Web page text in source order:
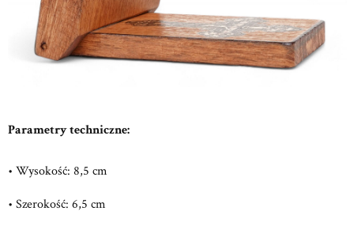
Parametry techniczne:
• Wysokość: 8,5 cm
• Szerokość: 6,5 cm